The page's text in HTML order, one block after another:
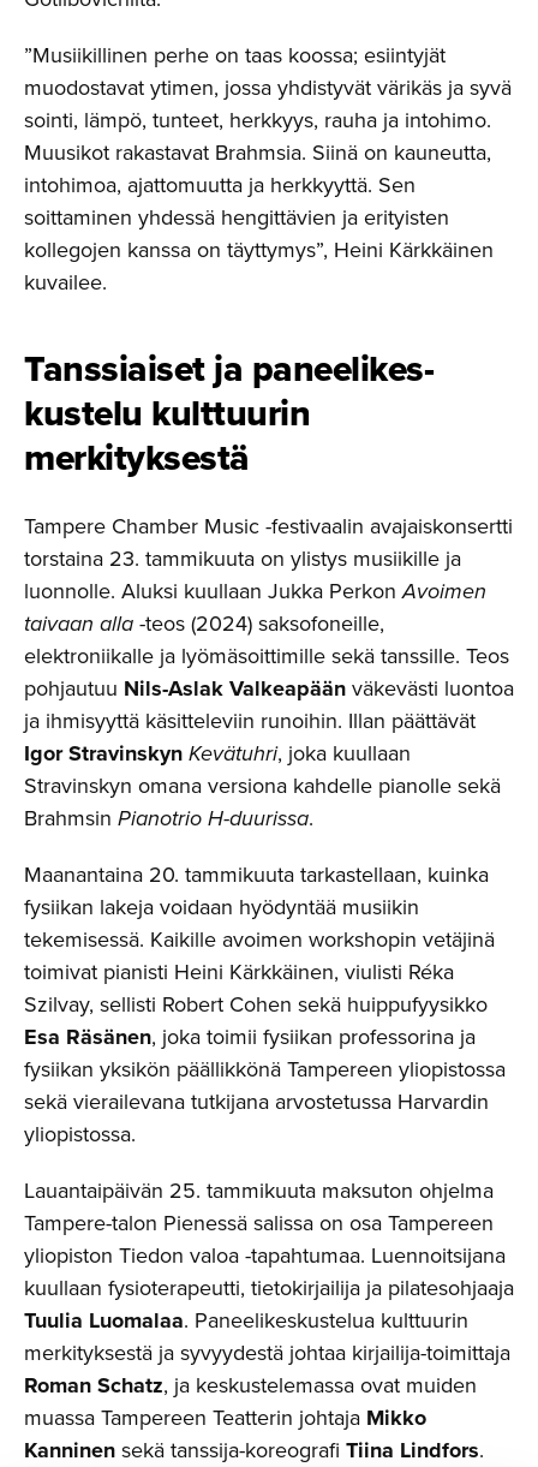
”Musiikillinen perhe on taas koossa; esiintyjät
muodostavat ytimen, jossa yhdistyvät värikäs ja syvä
sointi, lämpö, tunteet, herkkyys, rauha ja intohimo.
Muusikot rakastavat Brahmsia. Siinä on kauneutta,
intohimoa, ajattomuutta ja herkkyyttä. Sen
soittaminen yhdessä hengittävien ja erityisten
kollegojen kanssa on täyttymys”, Heini Kärkkäinen
kuvailee.
Tanssiaiset ja paneelikes­
kustelu kulttuurin
merkityksestä
Tampere Chamber Music -festivaalin avajaiskonsertti
torstaina 23. tammikuuta on ylistys musiikille ja
luonnolle. Aluksi kuullaan Jukka PerkonAvoimen
taivaan alla-teos (2024) saksofoneille,
elektroniikalle ja lyömäsoittimille sekä tanssille. Teos
pohjautuu Nils-Aslak Valkeapäänväkevästi luontoa
ja ihmisyyttä käsitteleviin runoihin. Illan päättävät
Igor StravinskynKevätuhri, joka kuullaan
Stravinskyn omana versiona kahdelle pianolle sekä
Brahmsin Pianotrio H-duurissa.
Maanantaina 20. tammikuuta tarkastellaan, kuinka
fysiikan lakeja voidaan hyödyntää musiikin
tekemisessä. Kaikille avoimen workshopin vetäjinä
toimivat pianisti Heini Kärkkäinen, viulisti Réka
Szilvay, sellisti Robert Cohen sekä huippufyysikko
Esa Räsänen, joka toimii fysiikan professorina ja
fysiikan yksikön päällikkönä Tampereen yliopistossa
sekä vierailevana tutkijana arvostetussa Harvardin
yliopistossa.
Lauantaipäivän 25. tammikuuta maksuton ohjelma
Tampere-talon Pienessä salissa on osa Tampereen
yliopiston Tiedon valoa -tapahtumaa. Luennoitsijana
kuullaan fysioterapeutti, tietokirjailija ja pilatesohjaaja
Tuulia Luomalaa. Paneelikeskustelua kulttuurin
merkityksestä ja syvyydestä johtaa kirjailija-toimittaja
Roman Schatz, ja keskustelemassa ovat muiden
muassa Tampereen Teatterin johtaja Mikko
Kanninensekä tanssija-koreografi Tiina Lindfors.